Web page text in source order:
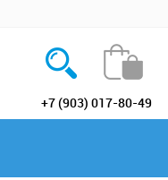
+7 (903) 017-80-49